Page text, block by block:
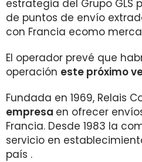
estrategia del Grupo GLS
de puntos de envío
con Francia ecomo
El operador prevé que
operación este próximo
Fundada en 1969, Relais
empresa en ofrecer
Francia. Desde 1983 la
servicio en
país .